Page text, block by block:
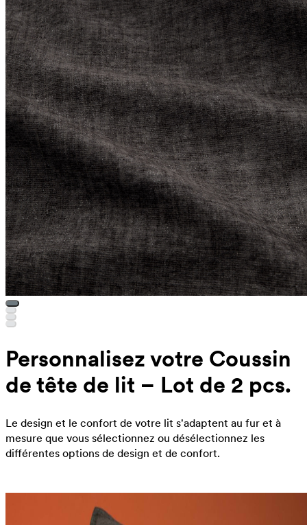
Personnalisez votre Coussin
de tête de lit – Lot de 2 pcs.
Le design et le confort de votre lit s'adaptent au fur et à
mesure que vous sélectionnez ou désélectionnez les
différentes options de design et de confort.